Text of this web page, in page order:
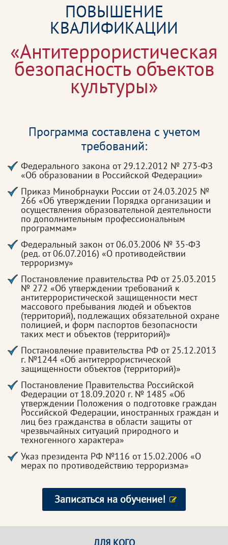
ПОВЫШЕНИЕ
КВАЛИФИКАЦИИ
«Антитеррористическая
безопасность объектов
культуры»
Программа составлена с учетом
требований:
Федерального закона от 29.12.2012 № 273-ФЗ
«Об образовании в Российской Федерации»
Приказ Минобрнауки России от 24.03.2025 №
266 «Об утверждении Порядка организации и
осуществления образовательной деятельности
по дополнительным профессиональным
программам»
Федеральный закон от 06.03.2006 № 35-ФЗ
(ред. от 06.07.2016) «О противодействии
терроризму»
Постановление правительства РФ от 25.03.2015
№ 272 «Об утверждении требований к
антитеррористической защищенности мест
массового пребывания людей и объектов
(территорий), подлежащих обязательной охране
полицией, и форм паспортов безопасности
таких мест и объектов (территорий)»
Постановление правительства РФ от 25.12.2013
г. №1244 «Об антитеррористической
защищенности объектов (территорий)»
Постановление Правительства Российской
Федерации от 18.09.2020 г. № 1485 «Об
утверждении Положения о подготовке граждан
Российской Федерации, иностранных граждан и
лиц без гражданства в области защиты от
чрезвычайных ситуаций природного и
техногенного характера»
Указ президента РФ №116 от 15.02.2006 «О
мерах по противодействию терроризма»
Записаться на обучение!